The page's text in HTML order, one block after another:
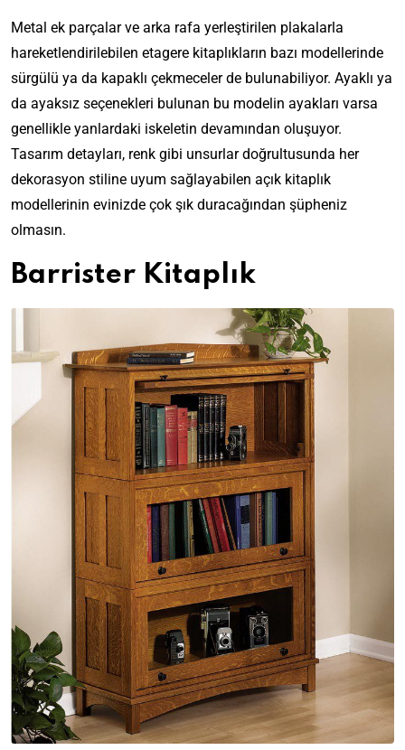
Metal ek parçalar ve arka rafa yerleştirilen plakalarla
hareketlendirilebilen etagere kitaplıkların bazı modellerinde
sürgülü ya da kapaklı çekmeceler de bulunabiliyor. Ayaklı ya
da ayaksız seçenekleri bulunan bu modelin ayakları varsa
genellikle yanlardaki iskeletin devamından oluşuyor.
Tasarım detayları, renk gibi unsurlar doğrultusunda her
dekorasyon stiline uyum sağlayabilen açık kitaplık
modellerinin evinizde çok şık duracağından şüpheniz
olmasın.
Barrister Kitaplık